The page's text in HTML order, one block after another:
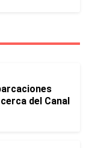
del Canal